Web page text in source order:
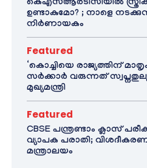
കെഎസ്ആർടിസിയിൽ
ഉണ്ടാകുമോ? ; നാളെ
നിർണായകം
Featured
‘കൊച്ചിയെ രാജ്യത്തിന്
സർക്കാർ വരുന്നത്
മുഖ്യമന്ത്രി
Featured
CBSE പന്ത്രണ്ടാം ക്ലാസ്
വ്യാപക പരാതി; വിശദീകരണം
മന്ത്രാലയം